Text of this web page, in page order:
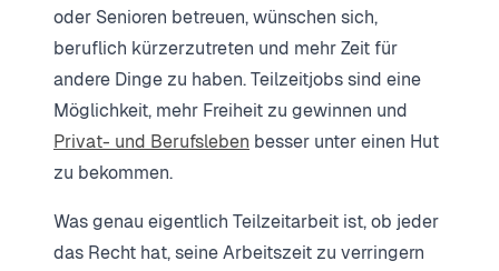
oder Senioren betreuen, wünschen sich,
beruflich kürzerzutreten und mehr Zeit für
andere Dinge zu haben. Teilzeitjobs sind eine
Möglichkeit, mehr Freiheit zu gewinnen und
Privat- und Berufsleben besser unter einen Hut
zu bekommen.
Was genau eigentlich Teilzeitarbeit ist, ob jeder
das Recht hat, seine Arbeitszeit zu verringern